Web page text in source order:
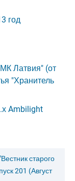
год
Латвия" (от
"Хранитель
Ambilight
старого
201 (Август